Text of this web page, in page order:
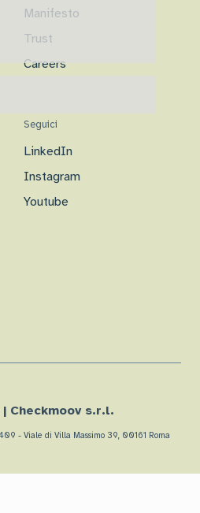
Manifesto
Trust
Careers
Seguici
LinkedIn
Instagram
Youtube
Checkmoov s.r.l.
- Viale di Villa Massimo 39, 00161 Roma